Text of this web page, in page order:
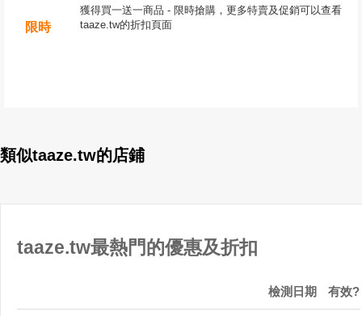
限時
獲得買一送一商品 - 限時搶購，更多特賣及促銷可以查看
taaze.tw的折扣頁面
類似taaze.tw的店鋪
taaze.tw最熱門的優惠及折扣
檢測日期 有效?